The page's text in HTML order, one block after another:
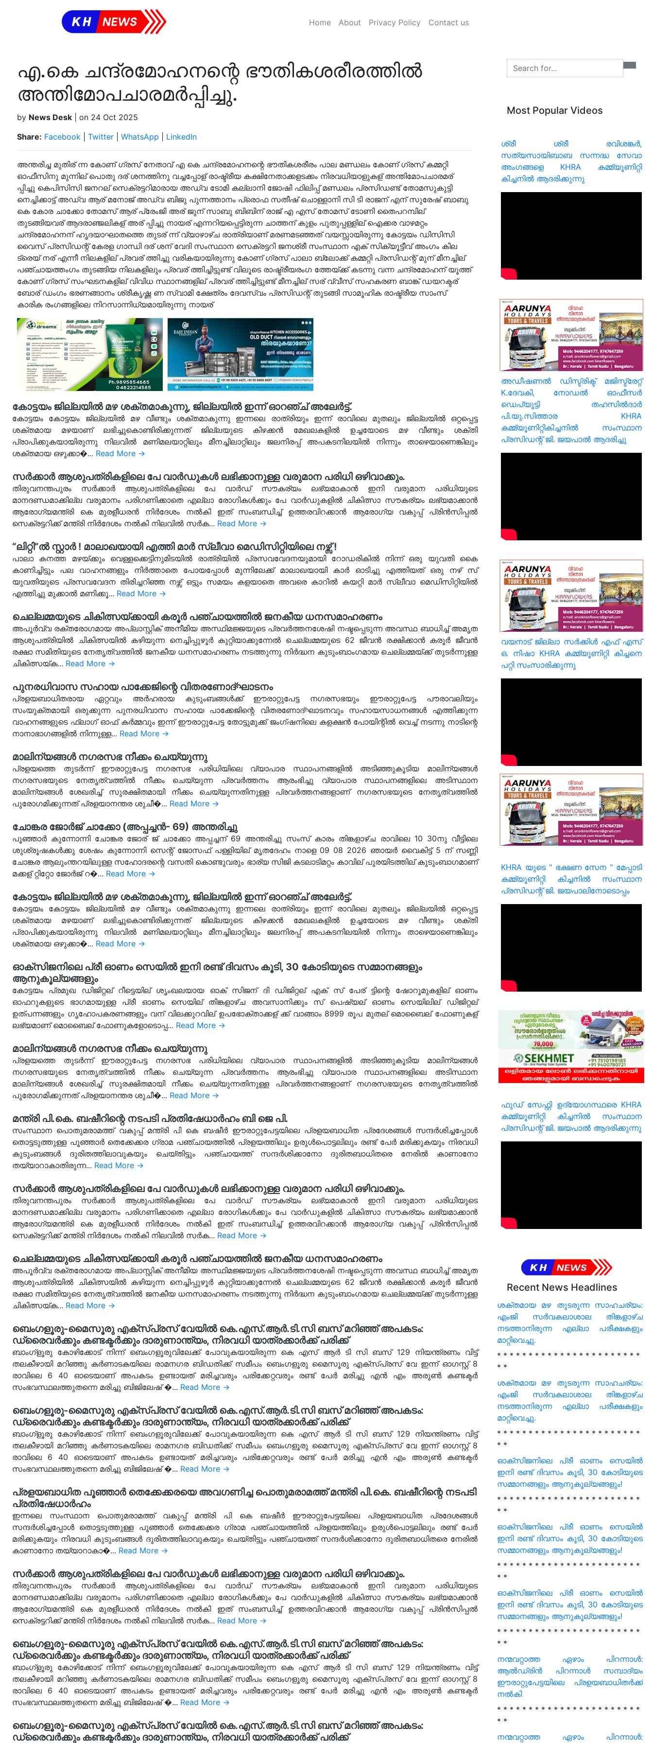
Home About Privacy Policy Contact us
എ.കെ ചന്ദ്രമോഹനന്റെ ഭൗതികശരീരത്തില്‍
അന്തിമോപചാരമര്‍പ്പിച്ചു.
by News Desk | on 24 Oct 2025
Share: Facebook Twitter WhatsApp LinkedIn
അന്തരിച്ച മുതിര് ന്ന കോണ് ഗ്രസ് നേതാവ് എ കെ ചന്ദ്രമോഹനന്റെ ഭൗതികശരീരം പാല മണ്ഡലം കോണ് ഗ്രസ് കമ്മറ്റി
ഓഫീസിനു മുന്നില് പൊതു ദര് ശനത്തിനു വച്ചപ്പോള് രാഷ്ട്രീയ കക്ഷിനേതാക്കളടക്കം നിരവധിയാളുകള് അന്തിമോപചാരമര്
പ്പിച്ചു കെപിസിസി ജനറല് സെക്രട്ടറിമാരായ അഡ്വ ടോമി കല്ലാനി ജോഷി ഫിലിപ്പ് മണ്ഡലം പ്രസിഡണ്ട് തോമസുകുട്ടി
നെച്ചിക്കാട്ട് അഡ്വ ആര് മനോജ് അഡ്വ ബിജു പുന്നത്താനം പ്രൊഫ സതീഷ് ചൊള്ളാനി സി ടി രാജന് എന് സുരേഷ് ബാബു
കെ കോര ചാക്കോ തോമസ് ആര് പ്രേംജി അര് ജുന് സാബു ബിബിന് രാജ് എ എസ് തോമസ് ടോണി തൈപറമ്പില്
തുടങ്ങിയവര് ആദരാഞ്ജലികള് അര് പ്പിച്ചു നായര് എന്നറിയപ്പെട്ടിരുന്ന ചാത്തന് കുളം പുതുപ്പള്ളില് ഐക്കര വാഴമറ്റം
ചന്ദ്രമോഹനന് ഹൃദയാഘാതത്തെ തുടര് ന്ന് വ്യാഴാഴ്ച രാത്രിയാണ് മരണമടഞ്ഞത് വയസ്സായിരുന്നു കോട്ടയം ഡിസിസി
വൈസ് പ്രസിഡന്റ് കേരള ഗാന്ധി ദര് ശന് വേദി സംസ്ഥാന സെക്രട്ടറി ജനശ്രീ സംസ്ഥാന എക് സിക്യൂട്ടീവ് അംഗം കില
ട്രെയ് നര് എന്നീ നിലകളില് പ്രവര് ത്തിച്ചു വരികയായിരുന്നു കോണ് ഗ്രസ് പാലാ ബ്ലോക്ക് കമ്മറ്റി പ്രസിഡന്റ് മുന് മീനച്ചില്
പഞ്ചായത്തംഗം തുടങ്ങിയ നിലകളിലും പ്രവര് ത്തിച്ചിട്ടുണ്ട് വിലൂടെ രാഷ്ട്രീയരംഗ ത്തേയ്ക്ക് കടന്നു വന്ന ചന്ദ്രമോഹന് യൂത്ത്
കോണ് ഗ്രസ് സംഘടനകളില് വിവിധ സ്ഥാനങ്ങളില് പ്രവര് ത്തിച്ചിട്ടുണ്ട് മീനച്ചില് സര് വ്വീസ് സഹകരണ ബാങ്ക് ഡയറക്ടര്
ബോര് ഡംഗം ഭരണങ്ങാനം ശ്രീകൃഷ്ണ ണ സ്വാമി ക്ഷേത്രം ദേവസ്വം പ്രസിഡന്റ് തുടങ്ങി സാമൂഹിക രാഷ്ട്രീയ സാംസ്
കാരിക രംഗങ്ങളിലെ നിറസാന്നിധ്യമായിരുന്നു നായര്
കോട്ടയം ജില്ലയിൽ മഴ ശക്തമാകുന്നു, ജില്ലയിൽ ഇന്ന് ഓറഞ്ച് അലേർട്ട്.
കോട്ടയം കോട്ടയം ജില്ലയിൽ മഴ വീണ്ടും ശക്തമാകുന്നു ഇന്നലെ രാത്രിയും ഇന്ന് രാവിലെ മുതലും ജില്ലയിൽ ഒറ്റപ്പെട്ട
ശക്തമായ മഴയാണ് ലഭിച്ചുകൊണ്ടിരിക്കുന്നത് ജില്ലയുടെ കിഴക്കൻ മേഖലകളിൽ ഉച്ചയോടെ മഴ വീണ്ടും ശക്തി
പ്രാപിക്കുകയായിരുന്നു നിലവിൽ മണിമലയാറ്റിലും മീനച്ചിലാറ്റിലും ജലനിരപ്പ് അപകടനിലയിൽ നിന്നും താഴെയാണെങ്കിലും
ശക്തമായ ഒഴുക്കാ�... Read More →
സർക്കാർ ആശുപത്രികളിലെ പേ വാർഡുകൾ ലഭിക്കാനുള്ള വരുമാന പരിധി ഒഴിവാക്കും.
തിരുവനന്തപുരം സർക്കാർ ആശുപത്രികളിലെ പേ വാർഡ് സൗകര്യം ലഭ്യമാകാൻ ഇനി വരുമാന പരിധിയുടെ
മാനദണ്ഡമാക്കില്ല വരുമാനം പരിഗണിക്കാതെ എല്ലാ രോഗികൾക്കും പേ വാർഡുകളിൽ ചികിത്സാ സൗകര്യം ലഭ്യമാക്കാൻ
ആരോഗ്യമന്ത്രി കെ മുരളീധരൻ നിർദേശം നൽകി ഇത് സംബന്ധിച്ച് ഉത്തരവിറക്കാൻ ആരോഗ്യ വകുപ്പ് പ്രിൻസിപ്പൽ
സെക്രട്ടറിക്ക് മന്ത്രി നിർദേശം നൽകി നിലവിൽ സർക... Read More →
“ലിറ്റി”ൽ സ്റ്റാർ ! മാലാഖയായി എത്തി മാർ സ്ലീവാ മെഡിസിറ്റിയിലെ നഴ്സ് !
പാലാ കനത്ത മഴയ്ക്കും വെള്ളക്കെട്ടിനുമിടയിൽ രാത്രിയിൽ പ്രസവവേദനയുമായി റോഡരികിൽ നിന്ന് ഒരു യുവതി കൈ
കാണിച്ചിട്ടും പല വാഹനങ്ങളും നിർത്താതെ പോയപ്പോൾ മുന്നിലേക്ക് മാലാഖയായി കാർ ഓടിച്ചു എത്തിയത് ഒരു നഴ് സ്
യുവതിയുടെ പ്രസവവേദന തിരിച്ചറിഞ്ഞ നഴ്സ് ഒട്ടും സമയം കളയാതെ അവരെ കാറിൽ കയറ്റി മാർ സ്ലീവാ മെഡിസിറ്റിയിൽ
എത്തിച്ചു മുക്കാൽ മണിക്കൂ... Read More →
ചെല്ലമ്മയുടെ ചികിത്സയ്ക്കായി കരൂർ പഞ്ചായത്തിൽ ജനകീയ ധനസമാഹരണം
അപൂർവ്വ രക്തരോഗമായ അപ്ലാസ്റ്റിക് അനീമിയ അസ്ഥിമജ്ജയുടെ പ്രവർത്തനശേഷി നഷ്ടപ്പെടുന്ന അവസ്ഥ ബാധിച്ച് അമൃത
ആശുപത്രിയിൽ ചികിത്സയിൽ കഴിയുന്ന നെച്ചിപ്പുഴൂർ കുറ്റിയാക്കുന്നേൽ ചെല്ലമ്മയുടെ 62 ജീവൻ രക്ഷിക്കാൻ കരൂർ ജീവൻ
രക്ഷാ സമിതിയുടെ നേതൃത്വത്തിൽ ജനകീയ ധനസമാഹരണം നടത്തുന്നു നിർദ്ധന കുടുംബാംഗമായ ചെല്ലമ്മയ്ക്ക് തുടർന്നുള്ള
ചികിത്സയ്ക... Read More →
പുനരധിവാസ സഹായ പാക്കേജിന്റെ വിതരണോദ്ഘാടനം
പ്രളയബാധിതരായ ഏറ്റവും അർഹരായ കുടുംബങ്ങൾക്ക് ഈരാറ്റുപേട്ട നഗരസഭയും ഈരാറ്റുപേട്ട പൗരാവലിയും
സംയുക്തമായി ഒരുക്കുന്ന പുനരധിവാസ സഹായ പാക്കേജിന്റെ വിതരണോദ്ഘാടനവും സഹായസാധനങ്ങൾ എത്തിക്കുന്ന
വാഹനങ്ങളുടെ ഫ്ലാഗ് ഓഫ് കർമ്മവും ഇന്ന് ഈരാറ്റുപേട്ട തോട്ടുമുക്ക് ജംഗ്ഷനിലെ കളക്ഷൻ പോയിന്റിൽ വെച്ച് നടന്നു നാടിന്റെ
നാനാഭാഗങ്ങളിൽ നിന്നുള്ള... Read More →
മാലിന്യങ്ങൾ നഗരസഭ നീക്കം ചെയ്യുന്നു
പ്രളയത്തെ തുടർന്ന് ഈരാറ്റുപേട്ട നഗരസഭ പരിധിയിലെ വ്യാപാര സ്ഥാപനങ്ങളിൽ അടിഞ്ഞുകൂടിയ മാലിന്യങ്ങൾ
നഗരസഭയുടെ നേതൃത്വത്തിൽ നീക്കം ചെയ്യുന്ന പ്രവർത്തനം ആരംഭിച്ചു വ്യാപാര സ്ഥാപനങ്ങളിലെ അടിസ്ഥാന
മാലിന്യങ്ങൾ ശേഖരിച്ച് സുരക്ഷിതമായി നീക്കം ചെയ്യുന്നതിനുള്ള പ്രവർത്തനങ്ങളാണ് നഗരസഭയുടെ നേതൃത്വത്തിൽ
പുരോഗമിക്കുന്നത് പ്രളയാനന്തര ശുചീ�... Read More →
ചോങ്കര ജോര്‍ജ് ചാക്കോ (അപ്പച്ചന്‍- 69) അന്തരിച്ചു
പൂഞ്ഞാർ കുന്നോന്നി ചോങ്കര ജോര് ജ് ചാക്കോ അപ്പച്ചന് 69 അന്തരിച്ചു സംസ് കാരം തിങ്കളാഴ്ച രാവിലെ 10 30നു വീട്ടിലെ
ശുശ്രൂഷകൾക്കു ശേഷം കുന്നോന്നി സെന്റ് ജോസഫ് പള്ളിയില് മൃതദേഹം നാളെ 09 08 2026 ഞായർ വൈകിട്ട് 5 ന് സണ്ണി
ചോങ്കര ആലുംന്തറയിലുള്ള സഹോദരന്റെ വസതി കൊണ്ടുവരും ഭാര്യ സിജി കടലാടിമറ്റം കാവില് പുരയിടത്തില് കുടുംബാഗമാണ്
മക്കള് റ്റിറ്റോ ജോർജ് റ�... Read More →
കോട്ടയം ജില്ലയിൽ മഴ ശക്തമാകുന്നു, ജില്ലയിൽ ഇന്ന് ഓറഞ്ച് അലേർട്ട്.
കോട്ടയം കോട്ടയം ജില്ലയിൽ മഴ വീണ്ടും ശക്തമാകുന്നു ഇന്നലെ രാത്രിയും ഇന്ന് രാവിലെ മുതലും ജില്ലയിൽ ഒറ്റപ്പെട്ട
ശക്തമായ മഴയാണ് ലഭിച്ചുകൊണ്ടിരിക്കുന്നത് ജില്ലയുടെ കിഴക്കൻ മേഖലകളിൽ ഉച്ചയോടെ മഴ വീണ്ടും ശക്തി
പ്രാപിക്കുകയായിരുന്നു നിലവിൽ മണിമലയാറ്റിലും മീനച്ചിലാറ്റിലും ജലനിരപ്പ് അപകടനിലയിൽ നിന്നും താഴെയാണെങ്കിലും
ശക്തമായ ഒഴുക്കാ�... Read More →
ഓക്‌സിജനിലെ പ്രീ ഓണം സെയില്‍ ഇനി രണ്ട് ദിവസം കൂടി, 30 കോടിയുടെ സമ്മാനങ്ങളും
ആനുകൂല്യങ്ങളും
കോട്ടയം പ്രമുഖ ഡിജിറ്റല് റീട്ടെയില് ശൃംഖലയായ ഓക് സിജന് ദി ഡിജിറ്റല് എക് സ് പേര് ട്ടിന്റെ ഷോറൂമുകളില് ഓണം
ഓഫറുകളുടെ ഭാഗമായുള്ള പ്രീ ഓണം സെയില് തിങ്കളാഴ്ച അവസാനിക്കും സ് പെഷ്യല് ഓണം സെയിലില് ഡിജിറ്റല്
ഉത്പന്നങ്ങളും ഗൃഹോപകരണങ്ങളും വന് വിലക്കുറവില് ഉപഭോക്താക്കള് ക്ക് വാങ്ങാം 8999 രൂപ മുതല് മൊബൈല് ഫോണുകള്
ലഭ്യമാണ് മൊബൈല് ഫോണുകളോടൊപ്പ... Read More →
മാലിന്യങ്ങൾ നഗരസഭ നീക്കം ചെയ്യുന്നു
പ്രളയത്തെ തുടർന്ന് ഈരാറ്റുപേട്ട നഗരസഭ പരിധിയിലെ വ്യാപാര സ്ഥാപനങ്ങളിൽ അടിഞ്ഞുകൂടിയ മാലിന്യങ്ങൾ
നഗരസഭയുടെ നേതൃത്വത്തിൽ നീക്കം ചെയ്യുന്ന പ്രവർത്തനം ആരംഭിച്ചു വ്യാപാര സ്ഥാപനങ്ങളിലെ അടിസ്ഥാന
മാലിന്യങ്ങൾ ശേഖരിച്ച് സുരക്ഷിതമായി നീക്കം ചെയ്യുന്നതിനുള്ള പ്രവർത്തനങ്ങളാണ് നഗരസഭയുടെ നേതൃത്വത്തിൽ
പുരോഗമിക്കുന്നത് പ്രളയാനന്തര ശുചീ�... Read More →
മന്ത്രി പി.കെ. ബഷീറിന്റെ നടപടി പ്രതിഷേധാർഹം ബി ജെ പി.
സംസ്ഥാന പൊതുമരാമത്ത് വകുപ്പ് മന്ത്രി പി കെ ബഷീർ ഈരാറ്റുപേട്ടയിലെ പ്രളയബാധിത പ്രദേശങ്ങൾ സന്ദർശിച്ചപ്പോൾ
തൊട്ടടുത്തുള്ള പൂഞ്ഞാർ തെക്കേക്കര ഗ്രാമ പഞ്ചായത്തിൽ പ്രളയത്തിലും ഉരുൾപൊട്ടലിലും രണ്ട് പേർ മരിക്കുകയും നിരവധി
കുടുംബങ്ങൾ ദുരിതത്തിലാവുകയും ചെയ്തിട്ടും പഞ്ചായത്ത് സന്ദർശിക്കാനോ ദുരിതബാധിതരെ നേരിൽ കാണാനോ
തയ്യാറാകാതിരുന്ന... Read More →
സർക്കാർ ആശുപത്രികളിലെ പേ വാർഡുകൾ ലഭിക്കാനുള്ള വരുമാന പരിധി ഒഴിവാക്കും.
തിരുവനന്തപുരം സർക്കാർ ആശുപത്രികളിലെ പേ വാർഡ് സൗകര്യം ലഭ്യമാകാൻ ഇനി വരുമാന പരിധിയുടെ
മാനദണ്ഡമാക്കില്ല വരുമാനം പരിഗണിക്കാതെ എല്ലാ രോഗികൾക്കും പേ വാർഡുകളിൽ ചികിത്സാ സൗകര്യം ലഭ്യമാക്കാൻ
ആരോഗ്യമന്ത്രി കെ മുരളീധരൻ നിർദേശം നൽകി ഇത് സംബന്ധിച്ച് ഉത്തരവിറക്കാൻ ആരോഗ്യ വകുപ്പ് പ്രിൻസിപ്പൽ
സെക്രട്ടറിക്ക് മന്ത്രി നിർദേശം നൽകി നിലവിൽ സർക... Read More →
ചെല്ലമ്മയുടെ ചികിത്സയ്ക്കായി കരൂർ പഞ്ചായത്തിൽ ജനകീയ ധനസമാഹരണം
അപൂർവ്വ രക്തരോഗമായ അപ്ലാസ്റ്റിക് അനീമിയ അസ്ഥിമജ്ജയുടെ പ്രവർത്തനശേഷി നഷ്ടപ്പെടുന്ന അവസ്ഥ ബാധിച്ച് അമൃത
ആശുപത്രിയിൽ ചികിത്സയിൽ കഴിയുന്ന നെച്ചിപ്പുഴൂർ കുറ്റിയാക്കുന്നേൽ ചെല്ലമ്മയുടെ 62 ജീവൻ രക്ഷിക്കാൻ കരൂർ ജീവൻ
രക്ഷാ സമിതിയുടെ നേതൃത്വത്തിൽ ജനകീയ ധനസമാഹരണം നടത്തുന്നു നിർദ്ധന കുടുംബാംഗമായ ചെല്ലമ്മയ്ക്ക് തുടർന്നുള്ള
ചികിത്സയ്ക... Read More →
ബെംഗളൂരു-മൈസൂരു എക്സ്പ്രസ് വേയിൽ കെ.എസ്.ആർ.ടി.സി ബസ് മറിഞ്ഞ് അപകടം:
ഡ്രൈവർക്കും കണ്ടക്ടർക്കും ദാരുണാന്ത്യം, നിരവധി യാത്രക്കാർക്ക് പരിക്ക്
ബാംഗ്ളൂരു കോഴിക്കോട് നിന്ന് ബെംഗളൂരുവിലേക്ക് പോവുകയായിരുന്ന കെ എസ് ആർ ടി സി ബസ് 129 നിയന്ത്രണം വിട്ട്
തലകീഴായി മറിഞ്ഞു കർണാടകയിലെ രാമനഗര ബിഡതിക്ക് സമീപം ബെംഗളൂരു മൈസൂരു എക്സ്പ്രസ് വേ ഇന്ന് ഓഗസ്റ്റ് 8
രാവിലെ 6 40 ഓടെയാണ് അപകടം ഉണ്ടായത് മരിച്ചവരും പരിക്കേറ്റവരും രണ്ട് പേർ മരിച്ചു എൻ എം അരുൺ കണ്ടക്ടർ
സംഭവസ്ഥലത്തുതന്നെ മരിച്ചു ബിജിലേഷ് �... Read More →
ബെംഗളൂരു-മൈസൂരു എക്സ്പ്രസ് വേയിൽ കെ.എസ്.ആർ.ടി.സി ബസ് മറിഞ്ഞ് അപകടം:
ഡ്രൈവർക്കും കണ്ടക്ടർക്കും ദാരുണാന്ത്യം, നിരവധി യാത്രക്കാർക്ക് പരിക്ക്
ബാംഗ്ളൂരു കോഴിക്കോട് നിന്ന് ബെംഗളൂരുവിലേക്ക് പോവുകയായിരുന്ന കെ എസ് ആർ ടി സി ബസ് 129 നിയന്ത്രണം വിട്ട്
തലകീഴായി മറിഞ്ഞു കർണാടകയിലെ രാമനഗര ബിഡതിക്ക് സമീപം ബെംഗളൂരു മൈസൂരു എക്സ്പ്രസ് വേ ഇന്ന് ഓഗസ്റ്റ് 8
രാവിലെ 6 40 ഓടെയാണ് അപകടം ഉണ്ടായത് മരിച്ചവരും പരിക്കേറ്റവരും രണ്ട് പേർ മരിച്ചു എൻ എം അരുൺ കണ്ടക്ടർ
സംഭവസ്ഥലത്തുതന്നെ മരിച്ചു ബിജിലേഷ് �... Read More →
പ്രളയബാധിത പൂഞ്ഞാർ തെക്കേക്കരയെ അവഗണിച്ച പൊതുമരാമത്ത് മന്ത്രി പി.കെ. ബഷീറിന്റെ നടപടി
പ്രതിഷേധാർഹം
ഇന്നലെ സംസ്ഥാന പൊതുമരാമത്ത് വകുപ്പ് മന്ത്രി പി കെ ബഷീർ ഈരാറ്റുപേട്ടയിലെ പ്രളയബാധിത പ്രദേശങ്ങൾ
സന്ദർശിച്ചപ്പോൾ തൊട്ടടുത്തുള്ള പൂഞ്ഞാർ തെക്കേക്കര ഗ്രാമ പഞ്ചായത്തിൽ പ്രളയത്തിലും ഉരുൾപൊട്ടലിലും രണ്ട് പേർ
മരിക്കുകയും നിരവധി കുടുംബങ്ങൾ ദുരിതത്തിലാവുകയും ചെയ്തിട്ടും പഞ്ചായത്ത് സന്ദർശിക്കാനോ ദുരിതബാധിതരെ നേരിൽ
കാണാനോ തയ്യാറാകാ�... Read More →
സർക്കാർ ആശുപത്രികളിലെ പേ വാർഡുകൾ ലഭിക്കാനുള്ള വരുമാന പരിധി ഒഴിവാക്കും.
തിരുവനന്തപുരം സർക്കാർ ആശുപത്രികളിലെ പേ വാർഡ് സൗകര്യം ലഭ്യമാകാൻ ഇനി വരുമാന പരിധിയുടെ
മാനദണ്ഡമാക്കില്ല വരുമാനം പരിഗണിക്കാതെ എല്ലാ രോഗികൾക്കും പേ വാർഡുകളിൽ ചികിത്സാ സൗകര്യം ലഭ്യമാക്കാൻ
ആരോഗ്യമന്ത്രി കെ മുരളീധരൻ നിർദേശം നൽകി ഇത് സംബന്ധിച്ച് ഉത്തരവിറക്കാൻ ആരോഗ്യ വകുപ്പ് പ്രിൻസിപ്പൽ
സെക്രട്ടറിക്ക് മന്ത്രി നിർദേശം നൽകി നിലവിൽ സർക... Read More →
ബെംഗളൂരു-മൈസൂരു എക്സ്പ്രസ് വേയിൽ കെ.എസ്.ആർ.ടി.സി ബസ് മറിഞ്ഞ് അപകടം:
ഡ്രൈവർക്കും കണ്ടക്ടർക്കും ദാരുണാന്ത്യം, നിരവധി യാത്രക്കാർക്ക് പരിക്ക്
ബാംഗ്ളൂരു കോഴിക്കോട് നിന്ന് ബെംഗളൂരുവിലേക്ക് പോവുകയായിരുന്ന കെ എസ് ആർ ടി സി ബസ് 129 നിയന്ത്രണം വിട്ട്
തലകീഴായി മറിഞ്ഞു കർണാടകയിലെ രാമനഗര ബിഡതിക്ക് സമീപം ബെംഗളൂരു മൈസൂരു എക്സ്പ്രസ് വേ ഇന്ന് ഓഗസ്റ്റ് 8
രാവിലെ 6 40 ഓടെയാണ് അപകടം ഉണ്ടായത് മരിച്ചവരും പരിക്കേറ്റവരും രണ്ട് പേർ മരിച്ചു എൻ എം അരുൺ കണ്ടക്ടർ
സംഭവസ്ഥലത്തുതന്നെ മരിച്ചു ബിജിലേഷ് �... Read More →
ബെംഗളൂരു-മൈസൂരു എക്സ്പ്രസ് വേയിൽ കെ.എസ്.ആർ.ടി.സി ബസ് മറിഞ്ഞ് അപകടം:
ഡ്രൈവർക്കും കണ്ടക്ടർക്കും ദാരുണാന്ത്യം, നിരവധി യാത്രക്കാർക്ക് പരിക്ക്
Most Popular Videos
ശ്രീ ശ്രീ രവിശങ്കർ,
സത്യസായിബാബ സന്നദ്ധ സേവാ
അംഗങ്ങളെ KHRA കമ്മ്യൂണിറ്റി
കിച്ചനിൽ ആദരിക്കുന്നു
അഡീഷണൽ ഡിസ്ട്രിക്ട് മജിസ്ട്രേറ്റ്
K.ദേവകി, നോഡൽ ഓഫീസർ
ഡെപ്യൂട്ടി തഹസിൽദാർ
പി.യു.സിത്താര KHRA
കമ്മ്യൂണിറ്റികിച്ചനിൽ സംസ്ഥാന
പ്രസിഡന്റ് ജി. ജയപാൽ ആദരിച്ചു
വയനാട് ജില്ലാ സർക്കിൾ എഫ് എസ്
ഒ. നിഷാ KHRA കമ്മ്യൂണിറ്റി കിച്ചനെ
പറ്റി സംസാരിക്കുന്നു
KHRA യുടെ " ഭക്ഷണ സേന " മേപ്പാടി
കമ്മ്യൂണിറ്റി കിച്ചനിൽ സംസ്ഥാന
പ്രസിഡന്റ് ജി. ജയപാലിനോടൊപ്പം
ഫുഡ് സേഫ്റ്റി ഉദ്യോഗസ്ഥരെ KHRA
കമ്മ്യൂണിറ്റി കിച്ചനിൽ സംസ്ഥാന
പ്രസിഡന്റ് ജി. ജയപാൽ ആദരിക്കുന്നു
Recent News Headlines
ശക്തമായ മഴ തുടരുന്ന സാഹചര്യം:
എംജി സർവകലാശാല തിങ്കളാഴ്ച
നടത്താനിരുന്ന എല്ലാ പരീക്ഷകളും
മാറ്റിവെച്ചു.
* * * * * * * * * * * * * * * * * * * * * * *
* *
ശക്തമായ മഴ തുടരുന്ന സാഹചര്യം:
എംജി സർവകലാശാല തിങ്കളാഴ്ച
നടത്താനിരുന്ന എല്ലാ പരീക്ഷകളും
മാറ്റിവെച്ചു.
* * * * * * * * * * * * * * * * * * * * * * *
* *
ഓക്‌സിജനിലെ പ്രീ ഓണം സെയില്‍
ഇനി രണ്ട് ദിവസം കൂടി, 30 കോടിയുടെ
സമ്മാനങ്ങളും ആനുകൂല്യങ്ങളും!
* * * * * * * * * * * * * * * * * * * * * * *
* *
ഓക്‌സിജനിലെ പ്രീ ഓണം സെയില്‍
ഇനി രണ്ട് ദിവസം കൂടി, 30 കോടിയുടെ
സമ്മാനങ്ങളും ആനുകൂല്യങ്ങളും!
* * * * * * * * * * * * * * * * * * * * * * *
* *
ഓക്‌സിജനിലെ പ്രീ ഓണം സെയില്‍
ഇനി രണ്ട് ദിവസം കൂടി, 30 കോടിയുടെ
സമ്മാനങ്ങളും ആനുകൂല്യങ്ങളും!
* * * * * * * * * * * * * * * * * * * * * * *
* *
നന്മവറ്റാത്ത ഏഴാം പിറന്നാൾ:
ആൽഡ്രിൻ പിറന്നാൾ സമ്പാദ്യം
ഈരാറ്റുപേട്ടയിലെ പ്രളയബാധിതർക്ക്
നൽകി
* * * * * * * * * * * * * * * * * * * * * * *
* *
നന്മവറ്റാത്ത ഏഴാം പിറന്നാൾ: